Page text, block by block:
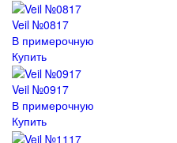
Veil №0817
В примерочную
Купить
Veil №0917
В примерочную
Купить